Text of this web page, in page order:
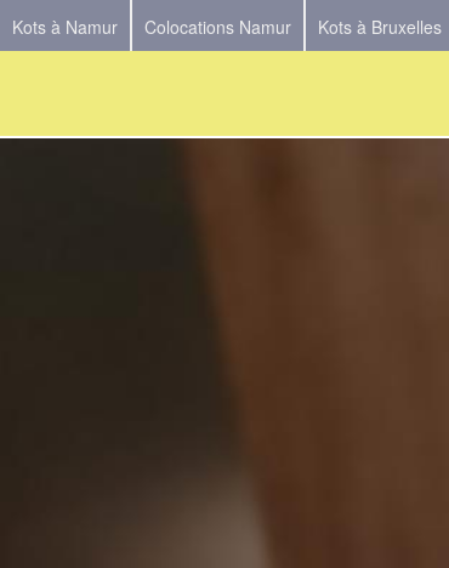
Kots à Namur Colocations Namur Kots à Bruxelles